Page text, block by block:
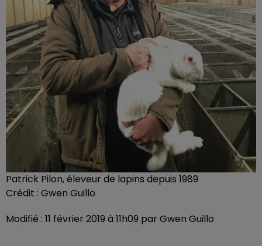
Patrick Pilon, éleveur de lapins depuis 1989
Crédit : Gwen Guillo
Modifié : 11 février 2019 à 11h09 par Gwen Guillo